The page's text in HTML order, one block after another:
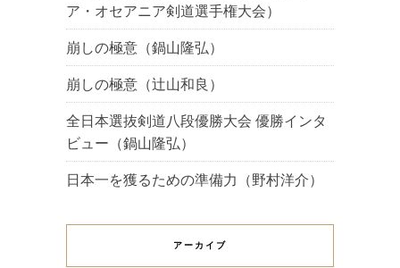
ア・オセアニア剣道選手権大会）
崩しの極意（鍋山隆弘）
崩しの極意（辻山和良）
全日本選抜剣道八段優勝大会 優勝インタ
ビュー（鍋山隆弘）
日本一を獲るための準備力（野村洋介）
アーカイブ